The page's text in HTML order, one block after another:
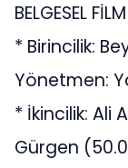
BELGESEL
* Birincilik:
Yönetmen:
* İkincilik: Ali
Gürgen